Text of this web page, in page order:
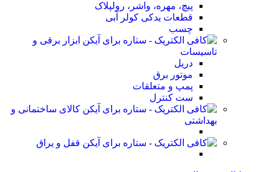
پیچ، مهره، واشر، رولپلاک
قطعات یدکی کولر آبی
چسب
ابزار برقی و
تاسیسات
دریل
موتور برق
پمپ و متعلقات
ست کنترل
کالای ساختمانی و
بهداشتی
قفل و یراق